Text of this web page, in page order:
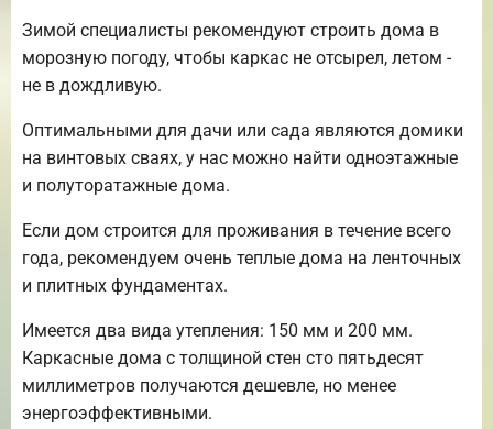
Зимой специалисты рекомендуют строить дома в
морозную погоду, чтобы каркас не отсырел, летом -
не в дождливую.
Оптимальными для дачи или сада являются домики
на винтовых сваях, у нас можно найти одноэтажные
и полуторатажные дома.
Если дом строится для проживания в течение всего
года, рекомендуем очень теплые дома на ленточных
и плитных фундаментах.
Имеется два вида утепления: 150 мм и 200 мм.
Каркасные дома с толщиной стен сто пятьдесят
миллиметров получаются дешевле, но менее
энергоэффективными.